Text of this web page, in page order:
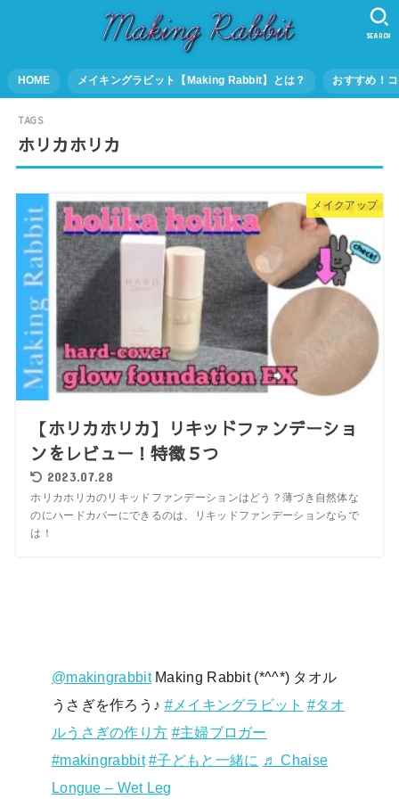
HOME メイキングラビット【Making Rabbit】とは？ おすすめ！
SEARCH
ホリカホリカ
メイクアップ
【ホリカホリカ】リキッドファンデーショ
ンをレビュー！特徴５つ
2023.07.28
ホリカホリカのリキッドファンデーションはどう？薄づき自然体な
のにハードカバーにできるのは、リキッドファンデーションならで
は！
@makingrabbitMaking Rabbit (*^^*) タオル
うさぎを作ろう♪ #メイキングラビット #タオ
ルうさぎの作り方 #主婦ブロガー
#makingrabbit #子どもと一緒に ♬ Chaise
Longue – Wet Leg